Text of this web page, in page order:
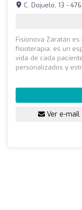
C. Dojuelo, 13 -
Fisionova Zaratán
fisioterapia; es un
vida de cada
personalizados y
Ver e-mail